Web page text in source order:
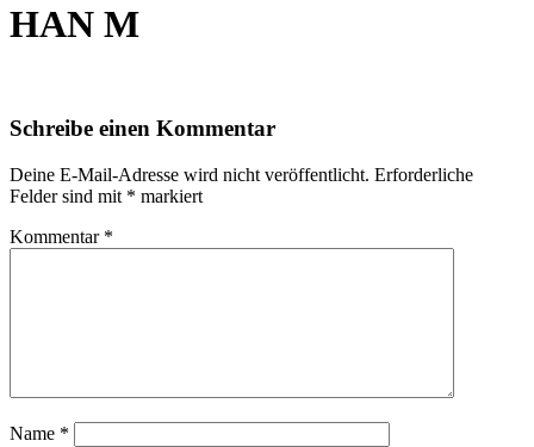
HAN M
Schreibe einen Kommentar
Deine E-Mail-Adresse wird nicht veröffentlicht. Erforderliche
Felder sind mit * markiert
Kommentar *
Name *